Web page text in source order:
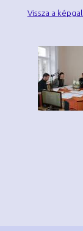
Vissza a